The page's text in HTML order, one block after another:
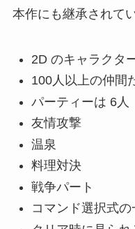
本作にも継承されて
2D のキャラクタ
100人以上の仲間
パーティーは 6人
友情攻撃
温泉
料理対決
戦争パート
コマンド選択式の